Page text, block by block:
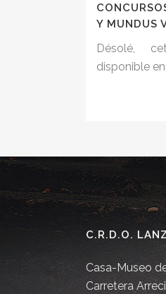
Y MUNDUS
Désolé,
disponible en
C.R.D.O.
Casa-Museo
Carretera